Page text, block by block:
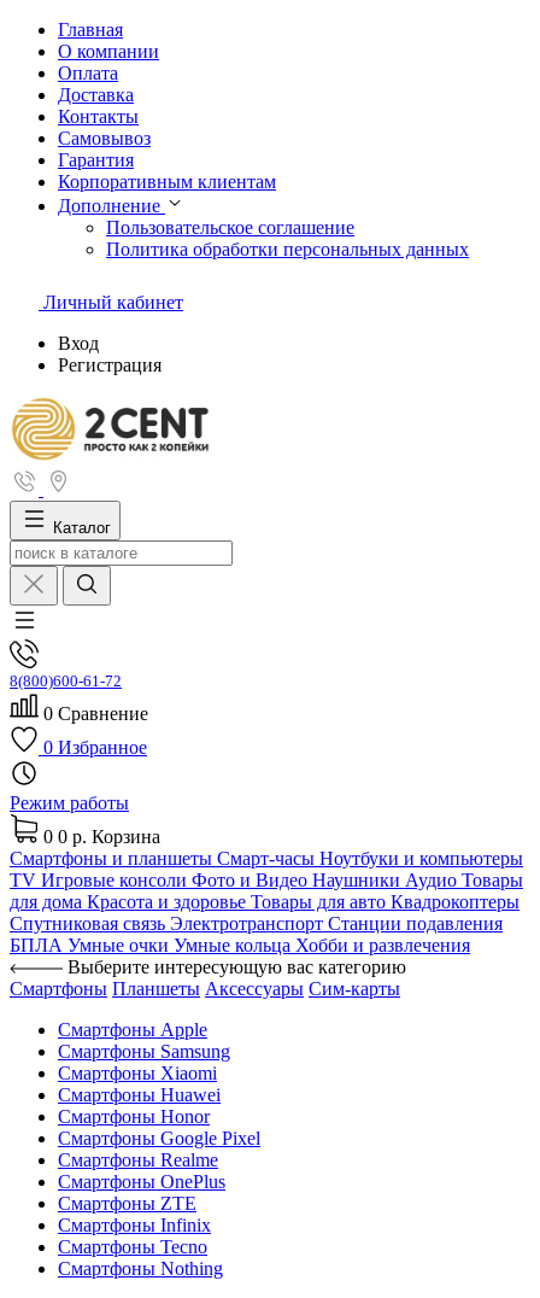
Главная
О компании
Оплата
Доставка
Контакты
Самовывоз
Гарантия
Корпоративным клиентам
Дополнение
Пользовательское соглашение
Политика обработки персональных данных
Личный кабинет
Вход
Регистрация
Каталог
8(800)600-61-72
0 Сравнение
0 Избранное
Режим работы
0 0 р. Корзина
Смартфоны и планшеты Смарт-часы Ноутбуки и компьютеры
TV Игровые консоли Фото и Видео Наушники Аудио Товары
для дома Красота и здоровье Товары для авто Квадрокоптеры
Спутниковая связь Электротранспорт Станции подавления
БПЛА Умные очки Умные кольца Хобби и развлечения
Выберите интересующую вас категорию
Смартфоны Планшеты Аксессуары Сим-карты
Смартфоны Apple
Смартфоны Samsung
Смартфоны Xiaomi
Смартфоны Huawei
Смартфоны Honor
Смартфоны Google Pixel
Смартфоны Realme
Смартфоны OnePlus
Смартфоны ZTE
Смартфоны Infinix
Смартфоны Tecno
Смартфоны Nothing